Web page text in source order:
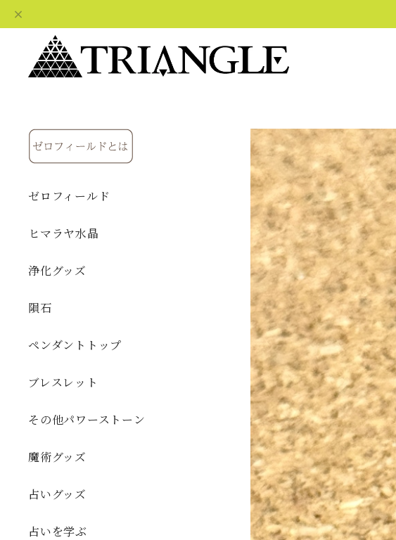
ゼロフィールド
ヒマラヤ水晶
浄化グッズ
隕石
ペンダントトップ
ブレスレット
その他パワーストーン
魔術グッズ
占いグッズ
占いを学ぶ